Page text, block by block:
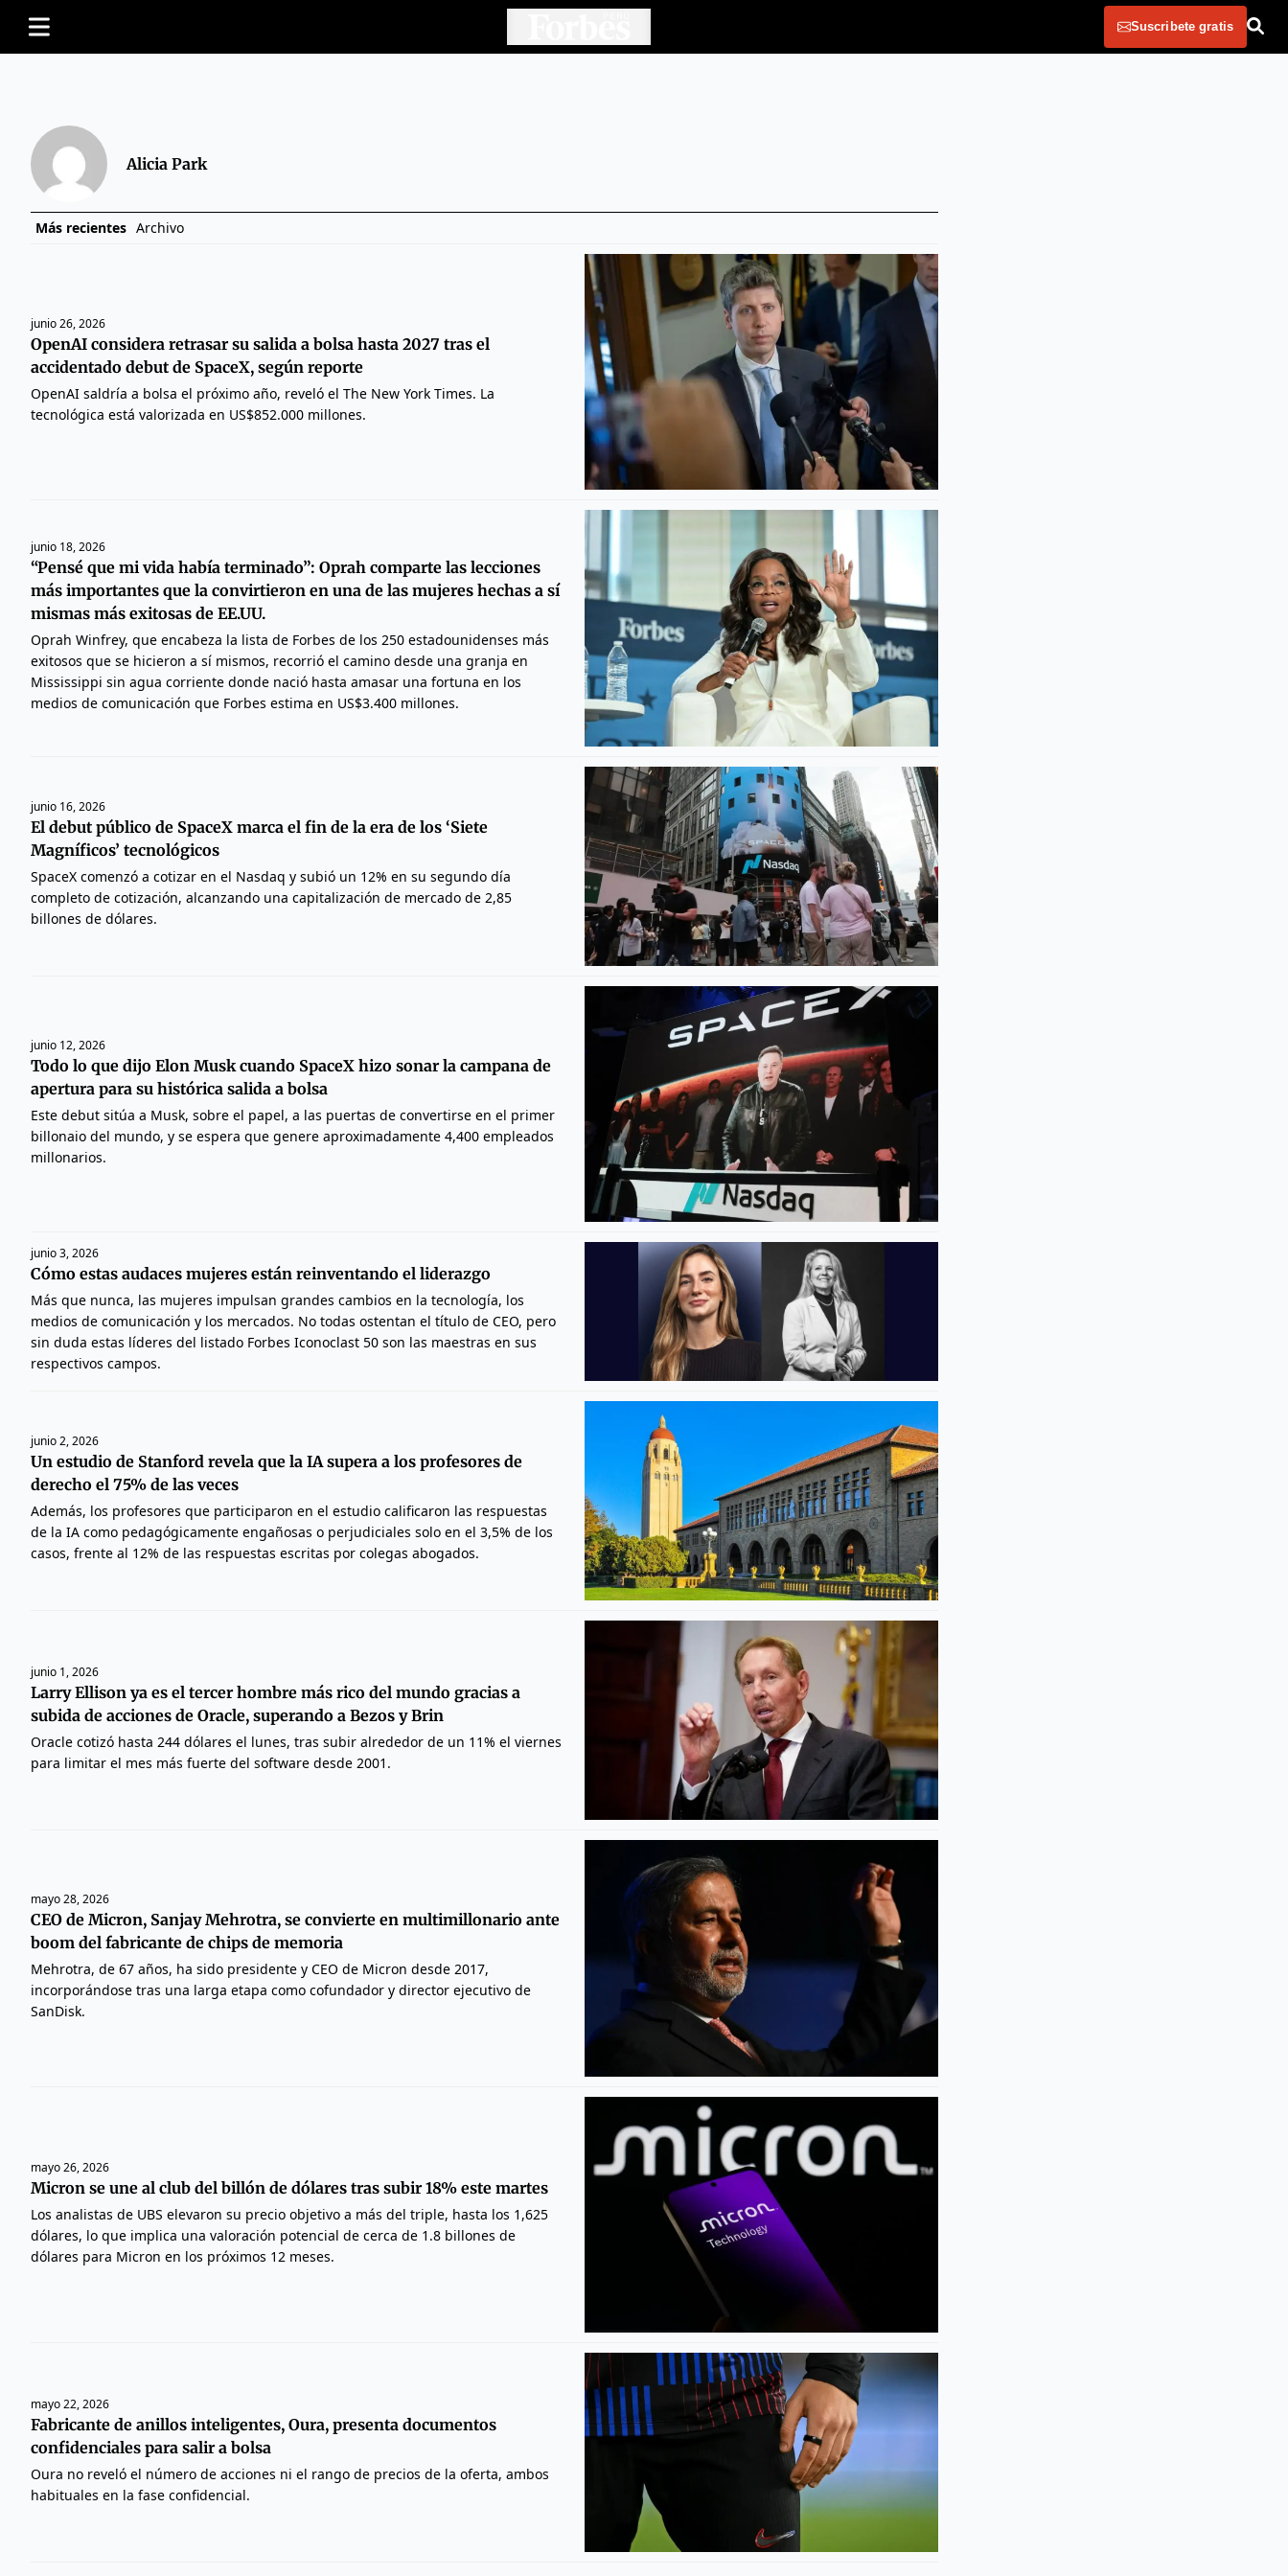
Suscribete gratis
Alicia Park
Más recientes Archivo
junio 26, 2026
OpenAI considera retrasar su salida a bolsa hasta 2027 tras el
accidentado debut de SpaceX, según reporte
OpenAI saldría a bolsa el próximo año, reveló el The New York Times. La
tecnológica está valorizada en US$852.000 millones.
junio 18, 2026
“Pensé que mi vida había terminado”: Oprah comparte las lecciones
más importantes que la convirtieron en una de las mujeres hechas a sí
mismas más exitosas de EE.UU.
Oprah Winfrey, que encabeza la lista de Forbes de los 250 estadounidenses más
exitosos que se hicieron a sí mismos, recorrió el camino desde una granja en
Mississippi sin agua corriente donde nació hasta amasar una fortuna en los
medios de comunicación que Forbes estima en US$3.400 millones.
junio 16, 2026
El debut público de SpaceX marca el fin de la era de los ‘Siete
Magníficos’ tecnológicos
SpaceX comenzó a cotizar en el Nasdaq y subió un 12% en su segundo día
completo de cotización, alcanzando una capitalización de mercado de 2,85
billones de dólares.
junio 12, 2026
Todo lo que dijo Elon Musk cuando SpaceX hizo sonar la campana de
apertura para su histórica salida a bolsa
Este debut sitúa a Musk, sobre el papel, a las puertas de convertirse en el primer
billonaio del mundo, y se espera que genere aproximadamente 4,400 empleados
millonarios.
junio 3, 2026
Cómo estas audaces mujeres están reinventando el liderazgo
Más que nunca, las mujeres impulsan grandes cambios en la tecnología, los
medios de comunicación y los mercados. No todas ostentan el título de CEO, pero
sin duda estas líderes del listado Forbes Iconoclast 50 son las maestras en sus
respectivos campos.
junio 2, 2026
Un estudio de Stanford revela que la IA supera a los profesores de
derecho el 75% de las veces
Además, los profesores que participaron en el estudio calificaron las respuestas
de la IA como pedagógicamente engañosas o perjudiciales solo en el 3,5% de los
casos, frente al 12% de las respuestas escritas por colegas abogados.
junio 1, 2026
Larry Ellison ya es el tercer hombre más rico del mundo gracias a
subida de acciones de Oracle, superando a Bezos y Brin
Oracle cotizó hasta 244 dólares el lunes, tras subir alrededor de un 11% el viernes
para limitar el mes más fuerte del software desde 2001.
mayo 28, 2026
CEO de Micron, Sanjay Mehrotra, se convierte en multimillonario ante
boom del fabricante de chips de memoria
Mehrotra, de 67 años, ha sido presidente y CEO de Micron desde 2017,
incorporándose tras una larga etapa como cofundador y director ejecutivo de
SanDisk.
mayo 26, 2026
Micron se une al club del billón de dólares tras subir 18% este martes
Los analistas de UBS elevaron su precio objetivo a más del triple, hasta los 1,625
dólares, lo que implica una valoración potencial de cerca de 1.8 billones de
dólares para Micron en los próximos 12 meses.
mayo 22, 2026
Fabricante de anillos inteligentes, Oura, presenta documentos
confidenciales para salir a bolsa
Oura no reveló el número de acciones ni el rango de precios de la oferta, ambos
habituales en la fase confidencial.